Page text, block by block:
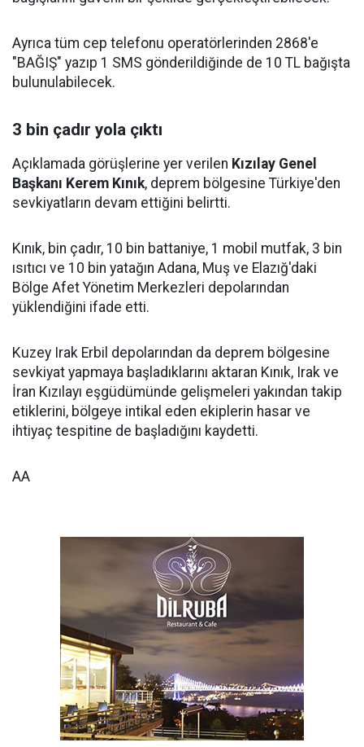
Ayrıca tüm cep telefonu operatörlerinden 2868'e
"BAĞIŞ" yazıp 1 SMS gönderildiğinde de 10 TL bağışta
bulunulabilecek.
3 bin çadır yola çıktı
Açıklamada görüşlerine yer verilen Kızılay Genel
Başkanı Kerem Kınık, deprem bölgesine Türkiye'den
sevkiyatların devam ettiğini belirtti.
Kınık, bin çadır, 10 bin battaniye, 1 mobil mutfak, 3 bin
ısıtıcı ve 10 bin yatağın Adana, Muş ve Elazığ'daki
Bölge Afet Yönetim Merkezleri depolarından
yüklendiğini ifade etti.
Kuzey Irak Erbil depolarından da deprem bölgesine
sevkiyat yapmaya başladıklarını aktaran Kınık, Irak ve
İran Kızılayı eşgüdümünde gelişmeleri yakından takip
etiklerini, bölgeye intikal eden ekiplerin hasar ve
ihtiyaç tespitine de başladığını kaydetti.
AA